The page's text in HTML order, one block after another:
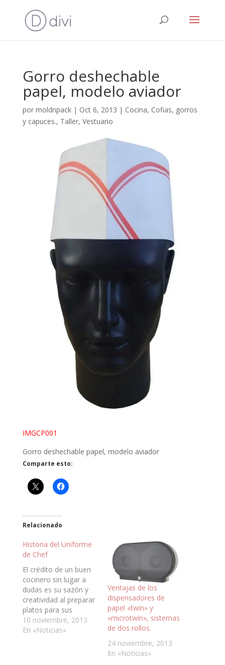
Gorro deshechable
papel, modelo aviador
por moldnpack| Oct 6, 2013 | Cocina, Cofias, gorros
y capuces., Taller, Vestuario
IMGCP001
Gorro deshechable papel, modelo aviador
Comparte esto:
Relacionado
Historia del Uniforme
de Chef
El crédito de un buen
cocinero sin lugar a
dudas es su sazón y
creatividad al preparar
platos para sus
comensales. ¿Cómo
se llegó a los
10 noviembre, 2013
En «Noticias»
Ventajas de los
dispensadores de
papel «twin» y
«microtwin», sistemas
de dos rollos.
24 noviembre, 2013
En «Noticias»